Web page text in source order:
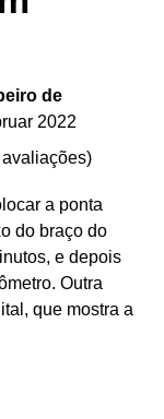
de
2022
)
a ponta
do braço do
e depois
Outra
que mostra a